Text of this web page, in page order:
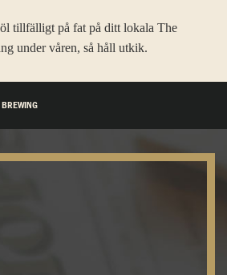
tillfälligt på fat på ditt lokala The
under våren, så håll utkik.
BREWING